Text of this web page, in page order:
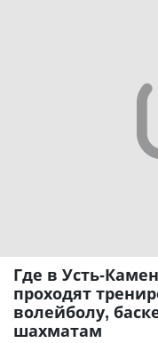
Где в Усть-
проходят
волейболу,
шахматам